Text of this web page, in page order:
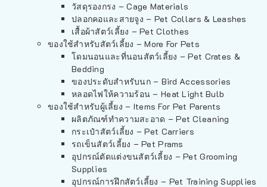
วัสดุรองกรง – Cage Materials
ปลอกคอและสายจูง – Pet Collars & Leashes
เสื้อผ้าสัตว์เลี้ยง – Pet Clothes
ของใช้สำหรับสัตว์เลี้ยง – More For Pets
โดมนอนและที่นอนสัตว์เลี้ยง – Pet Crates &
Bedding
ของประดับสำหรับนก – Bird Accessories
หลอดไฟให้ความร้อน – Heat Light Bulb
ของใช้สำหรับผู้เลี้ยง – Items For Pet Parents
ผลิตภัณฑ์ทำความสะอาด – Pet Cleaning
กระเป๋าสัตว์เลี้ยง – Pet Carriers
รถเข็นสัตว์เลี้ยง – Pet Prams
อุปกรณ์ตัดแต่งขนสัตว์เลี้ยง – Pet Grooming
Supplies
อุปกรณ์การฝึกสัตว์เลี้ยง – Pet Training Supplies